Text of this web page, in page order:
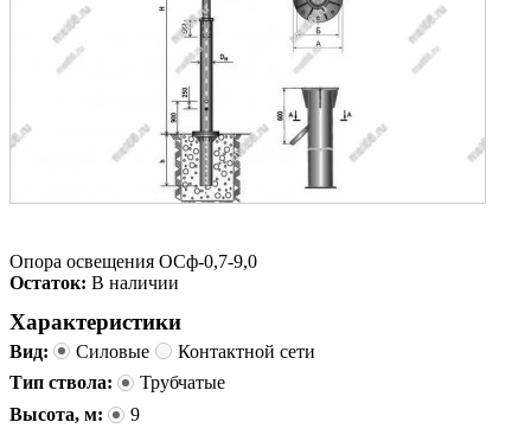
Опора освещения ОСф-0,7-9,0
Остаток: В наличии
Характеристики
Вид: Силовые
Контактной сети
Тип ствола:
Трубчатые
Высота, м:
9